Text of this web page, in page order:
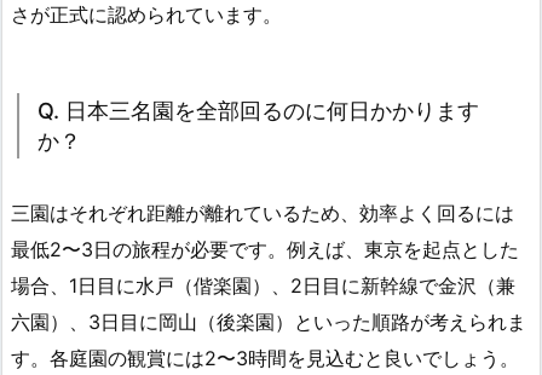
さが正式に認められています。
Q. 日本三名園を全部回るのに何日かかります
か？
三園はそれぞれ距離が離れているため、効率よく回るには
最低2〜3日の旅程が必要です。例えば、東京を起点とした
場合、1日目に水戸（偕楽園）、2日目に新幹線で金沢（兼
六園）、3日目に岡山（後楽園）といった順路が考えられま
す。各庭園の観賞には2〜3時間を見込むと良いでしょう。